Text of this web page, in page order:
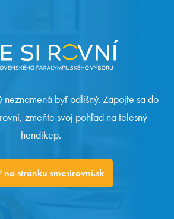
byť odlišný. Zapojte sa do
zmeňte svoj pohľad na telesný
hendikep.
na stránku smesirovni.sk